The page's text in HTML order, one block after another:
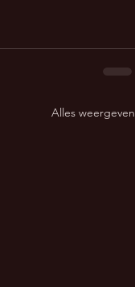
Alles weergeven